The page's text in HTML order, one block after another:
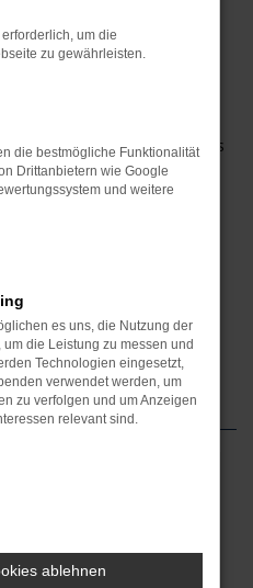
i20 und Sie fahren
Altdorf. Wir verstehen uns
und dieses Modell und
Vorteile, die aus einem
Sie bei uns vor Ort
ist nicht weit. Wir bieten
klassischen Neuwagen als
hinaus erhalten Sie bei
gerne auch in Form eines
Gebrauchten.
die Ihnen das
dir helfen können:
um die
zu gewährleisten.
die bestmögliche Funktionalität
Drittanbietern wie Google
und weitere
es uns, die Nutzung der
die Leistung zu messen und
Technologien eingesetzt,
verwendet werden, um
zu verfolgen und um Anzeigen
relevant sind.
ablehnen